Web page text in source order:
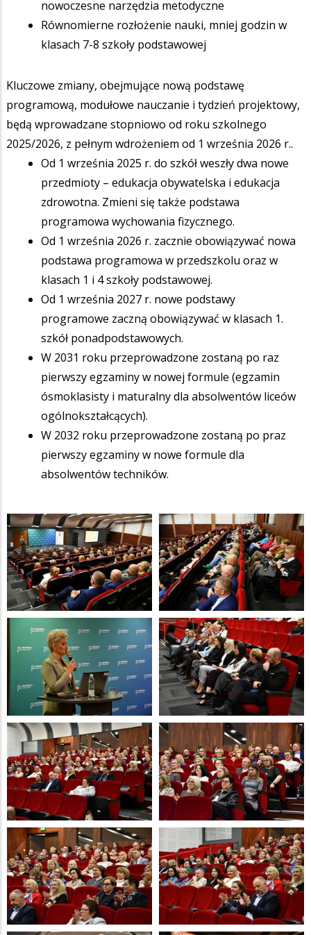
nowoczesne narzędzia metodyczne
Równomierne rozłożenie nauki, mniej godzin w
klasach 7-8 szkoły podstawowej
Kluczowe zmiany, obejmujące nową podstawę
programową, modułowe nauczanie i tydzień projektowy,
będą wprowadzane stopniowo od roku szkolnego
2025/2026, z pełnym wdrożeniem od 1 września 2026 r..
Od 1 września 2025 r. do szkół weszły dwa nowe
przedmioty – edukacja obywatelska i edukacja
zdrowotna. Zmieni się także podstawa
programowa wychowania fizycznego.
Od 1 września 2026 r. zacznie obowiązywać nowa
podstawa programowa w przedszkolu oraz w
klasach 1 i 4 szkoły podstawowej.
Od 1 września 2027 r. nowe podstawy
programowe zaczną obowiązywać w klasach 1.
szkół ponadpodstawowych.
W 2031 roku przeprowadzone zostaną po raz
pierwszy egzaminy w nowej formule (egzamin
ósmoklasisty i maturalny dla absolwentów liceów
ogólnokształcących).
W 2032 roku przeprowadzone zostaną po praz
pierwszy egzaminy w nowe formule dla
absolwentów techników.